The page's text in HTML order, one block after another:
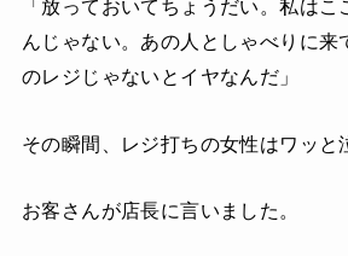
「放っておいてちょうだい。私は
んじゃない。あの人としゃべりに来
のレジじゃないとイヤなんだ」
その瞬間、レジ打ちの女性はワッと
お客さんが店長に言いました。